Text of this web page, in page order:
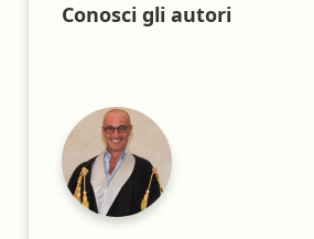
Conosci gli autori